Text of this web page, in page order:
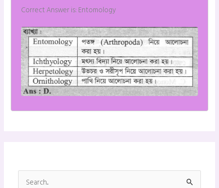
Correct Answer is: Entomology